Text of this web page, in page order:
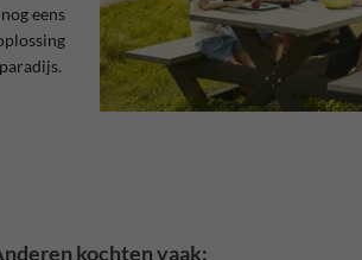
eens
kochten vaak: